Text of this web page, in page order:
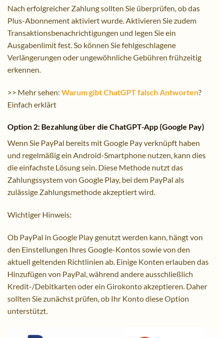
Nach erfolgreicher Zahlung sollten Sie überprüfen, ob das
Plus-Abonnement aktiviert wurde. Aktivieren Sie zudem
Transaktionsbenachrichtigungen und legen Sie ein
Ausgabenlimit fest. So können Sie fehlgeschlagene
Verlängerungen oder ungewöhnliche Gebühren frühzeitig
erkennen.
>> Mehr sehen: Warum gibt ChatGPT falsch Antworten?
Einfach erklärt
Option 2: Bezahlung über die ChatGPT-App (Google Pay)
Wenn Sie PayPal bereits mit Google Pay verknüpft haben
und regelmäßig ein Android-Smartphone nutzen, kann dies
die einfachste Lösung sein. Diese Methode nutzt das
Zahlungssystem von Google Play, bei dem PayPal als
zulässige Zahlungsmethode akzeptiert wird.
Wichtiger Hinweis:
Ob PayPal in Google Play genutzt werden kann, hängt von
den Einstellungen Ihres Google-Kontos sowie von den
aktuell geltenden Richtlinien ab. Einige Konten erlauben das
Hinzufügen von PayPal, während andere ausschließlich
Kredit-/Debitkarten oder ein Girokonto akzeptieren. Daher
sollten Sie zunächst prüfen, ob Ihr Konto diese Option
unterstützt.